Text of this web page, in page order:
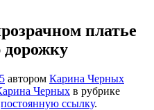
платье
автором Карина Черных
Черных в рубрике
постоянную ссылку.